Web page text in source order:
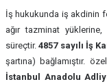
İş hukukunda iş akdinin
ağır tazminat
süreçtir.4857 sayılı İş
şartına) bağlamıştır.
İstanbul Anadolu